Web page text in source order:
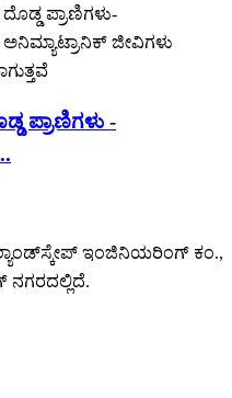
ಪ್ರಾಣಿಗಳು -
ಲ್ಯಾಂಡ್‌ಸ್ಕೇಪ್ ಇಂಜಿನಿಯರಿಂಗ್ ಕಂ.,
ನಗರದಲ್ಲಿದೆ.